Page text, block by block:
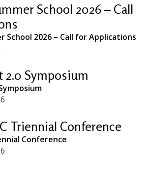
School 2026 – Call
School 2026 – Call for Applications
Symposium
Triennial Conference
Conference